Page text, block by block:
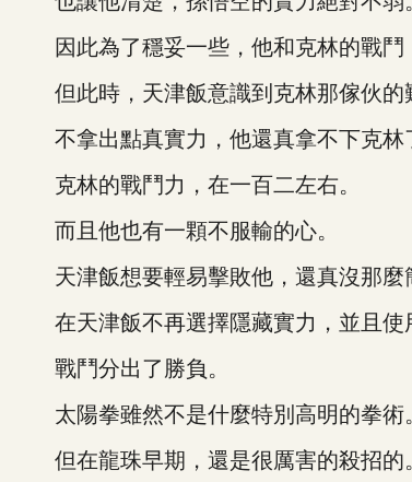
因此為了穩妥一些，他和克林的戰鬥
但此時，天津飯意識到克林那傢伙的
不拿出點真實力，他還真拿不下克林
克林的戰鬥力，在一百二左右。
而且他也有一顆不服輸的心。
天津飯想要輕易擊敗他，還真沒那麼
在天津飯不再選擇隱藏實力，並且使
戰鬥分出了勝負。
太陽拳雖然不是什麼特別高明的拳術
但在龍珠早期，還是很厲害的殺招的